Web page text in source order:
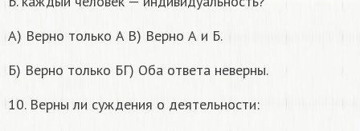
А) Верно только A B) Верно А и Б.
Б) Верно только БГ) Оба ответа неверны.
10. Верны ли суждения о деятельности: